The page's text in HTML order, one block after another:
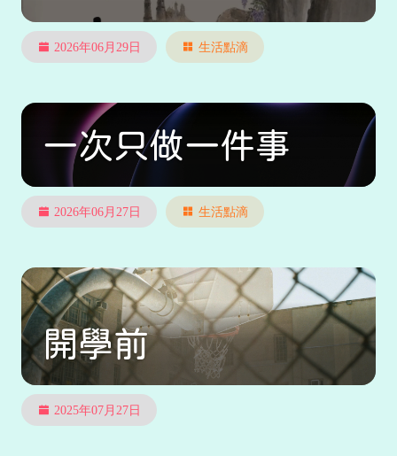
2026年06月29日 生活點滴
一次只做一件事
2026年06月27日 生活點滴
開學前
2025年07月27日